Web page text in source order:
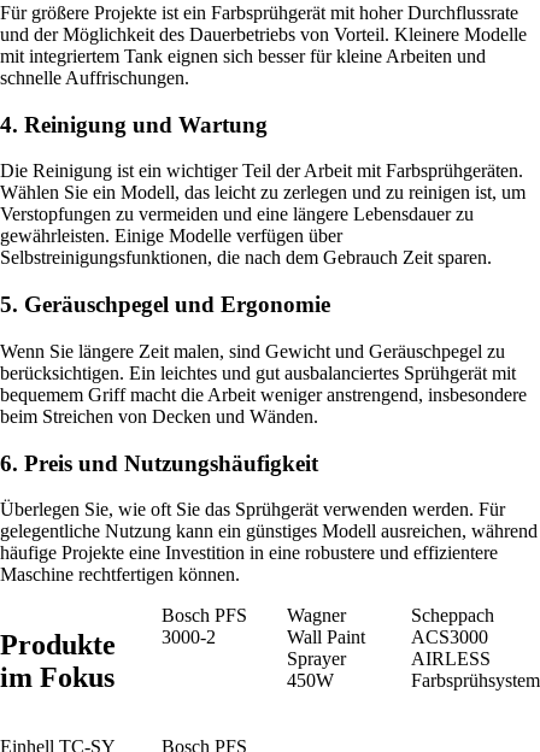
Für größere Projekte ist ein Farbsprühgerät mit hoher Durchflussrate
und der Möglichkeit des Dauerbetriebs von Vorteil. Kleinere Modelle
mit integriertem Tank eignen sich besser für kleine Arbeiten und
schnelle Auffrischungen.
4. Reinigung und Wartung
Die Reinigung ist ein wichtiger Teil der Arbeit mit Farbsprühgeräten.
Wählen Sie ein Modell, das leicht zu zerlegen und zu reinigen ist, um
Verstopfungen zu vermeiden und eine längere Lebensdauer zu
gewährleisten. Einige Modelle verfügen über
Selbstreinigungsfunktionen, die nach dem Gebrauch Zeit sparen.
5. Geräuschpegel und Ergonomie
Wenn Sie längere Zeit malen, sind Gewicht und Geräuschpegel zu
berücksichtigen. Ein leichtes und gut ausbalanciertes Sprühgerät mit
bequemem Griff macht die Arbeit weniger anstrengend, insbesondere
beim Streichen von Decken und Wänden.
6. Preis und Nutzungshäufigkeit
Überlegen Sie, wie oft Sie das Sprühgerät verwenden werden. Für
gelegentliche Nutzung kann ein günstiges Modell ausreichen, während
häufige Projekte eine Investition in eine robustere und effizientere
Maschine rechtfertigen können.
Produkte
im Fokus
Bosch PFS
3000-2
Wagner
Wall Paint
Sprayer
450W
Scheppach
ACS3000
AIRLESS
Farbsprühsystem
Einhell TC-SY
Bosch PFS